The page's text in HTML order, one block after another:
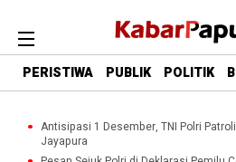
PERISTIWA PUBLIK POLITIK
Antisipasi 1 Desember, TNI Polri
Jayapura